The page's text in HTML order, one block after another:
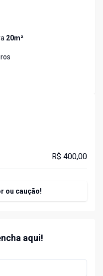
20m²
s
R$ 400,00
ou caução!
aqui!